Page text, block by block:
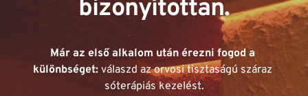
bizonyítottan.
Már az első alkalom után érezni fogod a
különbséget: válaszd az orvosi tisztaságú száraz
sóterápiás kezelést.